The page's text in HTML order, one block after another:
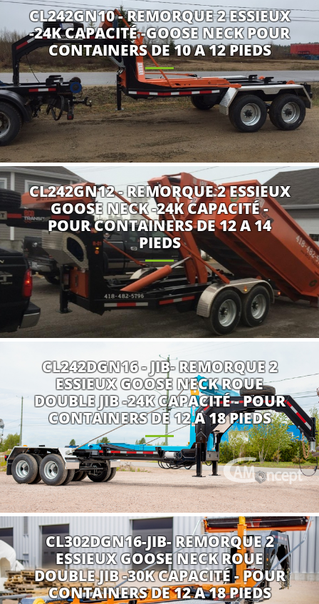
CL242GN10 - REMORQUE 2 ESSIEUX
-24K CAPACITÉ -GOOSE NECK POUR
CONTAINERS DE 10 A 12 PIEDS
CL242GN12 - REMORQUE 2 ESSIEUX
GOOSE NECK -24K CAPACITÉ -
POUR CONTAINERS DE 12 A 14
PIEDS
CL242DGN16 - JIB- REMORQUE 2
ESSIEUX GOOSE NECK ROUE
DOUBLE JIB -24K CAPACITÉ - POUR
CONTAINERS DE 12 A 18 PIEDS
CL302DGN16-JIB- REMORQUE 2
ESSIEUX GOOSE NECK ROUE
DOUBLE JIB -30K CAPACITÉ - POUR
CONTAINERS DE 12 A 18 PIEDS